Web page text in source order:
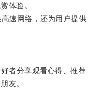
体验。
速网络，还为用户提供
者分享观看心得、推荐
友。